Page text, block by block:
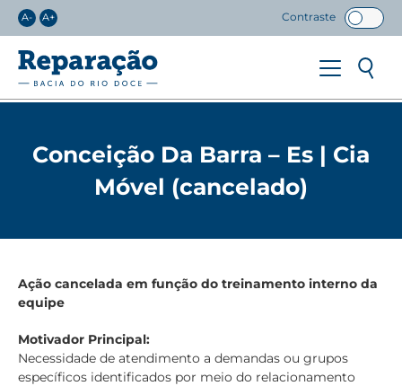
A- A+ Contraste
Conceição Da Barra – Es | Cia
Móvel (cancelado)
Ação cancelada em função do treinamento interno da
equipe
Motivador Principal:
Necessidade de atendimento a demandas ou grupos
específicos identificados por meio do relacionamento